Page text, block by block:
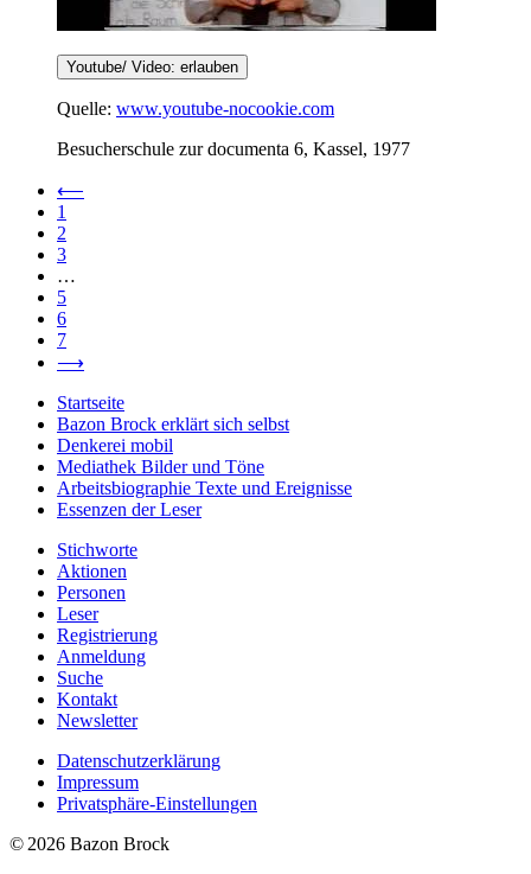
Youtube/ Video: erlauben
Quelle: www.youtube-nocookie.com
Besucherschule zur documenta 6, Kassel, 1977
⟵
1
2
3
…
5
6
7
⟶
Startseite
Bazon Brock erklärt sich selbst
Denkerei mobil
Mediathek Bilder und Töne
Arbeitsbiographie Texte und Ereignisse
Essenzen der Leser
Stichworte
Aktionen
Personen
Leser
Registrierung
Anmeldung
Suche
Kontakt
Newsletter
Datenschutzerklärung
Impressum
Privatsphäre-Einstellungen
© 2026 Bazon Brock